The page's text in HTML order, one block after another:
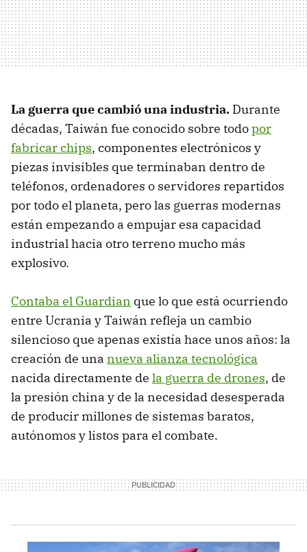
La guerra que cambió una industria. Durante
décadas, Taiwán fue conocido sobre todopor
fabricar chips, componentes electrónicos y
piezas invisibles que terminaban dentro de
teléfonos, ordenadores o servidores repartidos
por todo el planeta, pero las guerras modernas
están empezando a empujar esa capacidad
industrial hacia otro terreno mucho más
explosivo.
Contaba el Guardian que lo que está ocurriendo
entre Ucrania y Taiwán refleja un cambio
silencioso que apenas existía hace unos años: la
creación de una nueva alianza tecnológica
nacida directamente de la guerra de drones, de
la presión china y de la necesidad desesperada
de producir millones de sistemas baratos,
autónomos y listos para el combate.